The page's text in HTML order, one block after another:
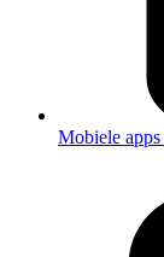
Mobiele apps